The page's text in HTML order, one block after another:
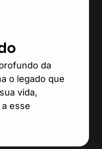
da
o legado que
vida,
esse